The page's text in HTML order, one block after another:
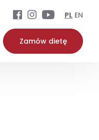
PL EN
Zamów dietę